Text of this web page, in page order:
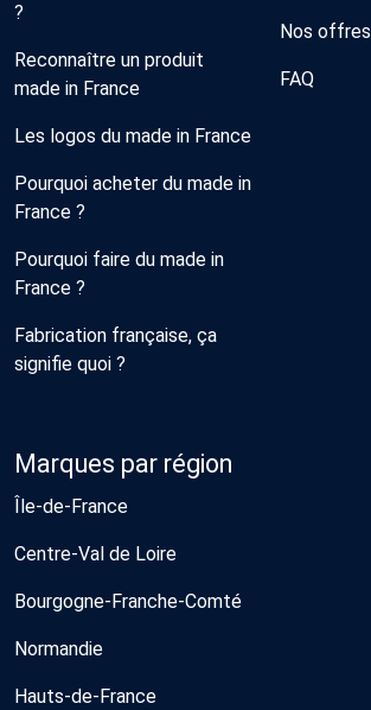
?
Reconnaître un produit
made in France
Les logos du made in France
Pourquoi acheter du made in
France ?
Pourquoi faire du made in
France ?
Fabrication française, ça
signifie quoi ?
Nos offres
FAQ
Marques par région
Île-de-France
Centre-Val de Loire
Bourgogne-Franche-Comté
Normandie
Hauts-de-France